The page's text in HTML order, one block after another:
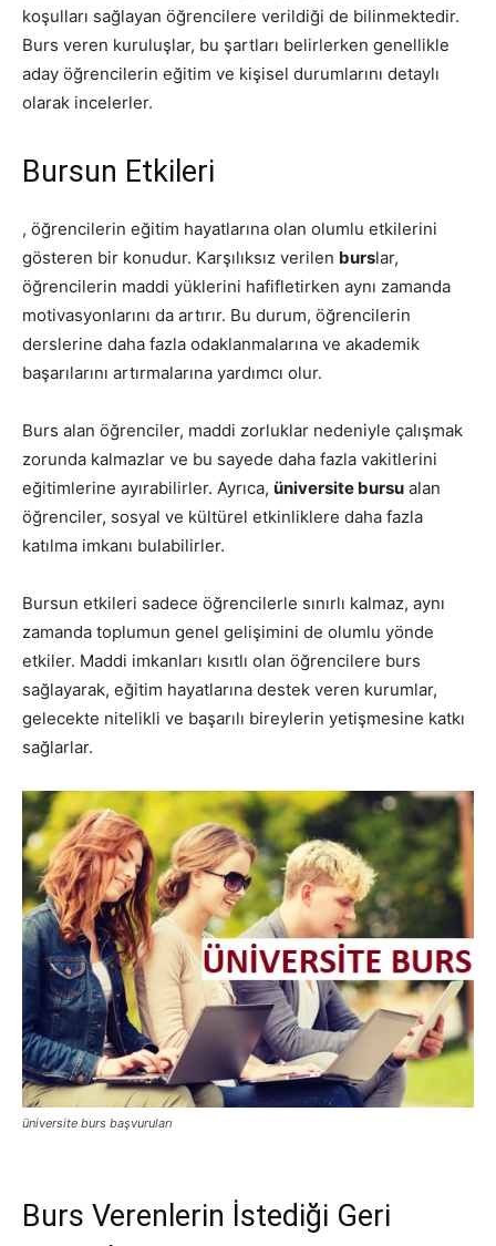
koşulları sağlayan öğrencilere verildiği de bilinmektedir.
Burs veren kuruluşlar, bu şartları belirlerken genellikle
aday öğrencilerin eğitim ve kişisel durumlarını detaylı
olarak incelerler.
Bursun Etkileri
, öğrencilerin eğitim hayatlarına olan olumlu etkilerini
gösteren bir konudur. Karşılıksız verilen burslar,
öğrencilerin maddi yüklerini hafifletirken aynı zamanda
motivasyonlarını da artırır. Bu durum, öğrencilerin
derslerine daha fazla odaklanmalarına ve akademik
başarılarını artırmalarına yardımcı olur.
Burs alan öğrenciler, maddi zorluklar nedeniyle çalışmak
zorunda kalmazlar ve bu sayede daha fazla vakitlerini
eğitimlerine ayırabilirler. Ayrıca, üniversite bursu alan
öğrenciler, sosyal ve kültürel etkinliklere daha fazla
katılma imkanı bulabilirler.
Bursun etkileri sadece öğrencilerle sınırlı kalmaz, aynı
zamanda toplumun genel gelişimini de olumlu yönde
etkiler. Maddi imkanları kısıtlı olan öğrencilere burs
sağlayarak, eğitim hayatlarına destek veren kurumlar,
gelecekte nitelikli ve başarılı bireylerin yetişmesine katkı
sağlarlar.
üniversite burs başvuruları
Burs Verenlerin İstediği Geri